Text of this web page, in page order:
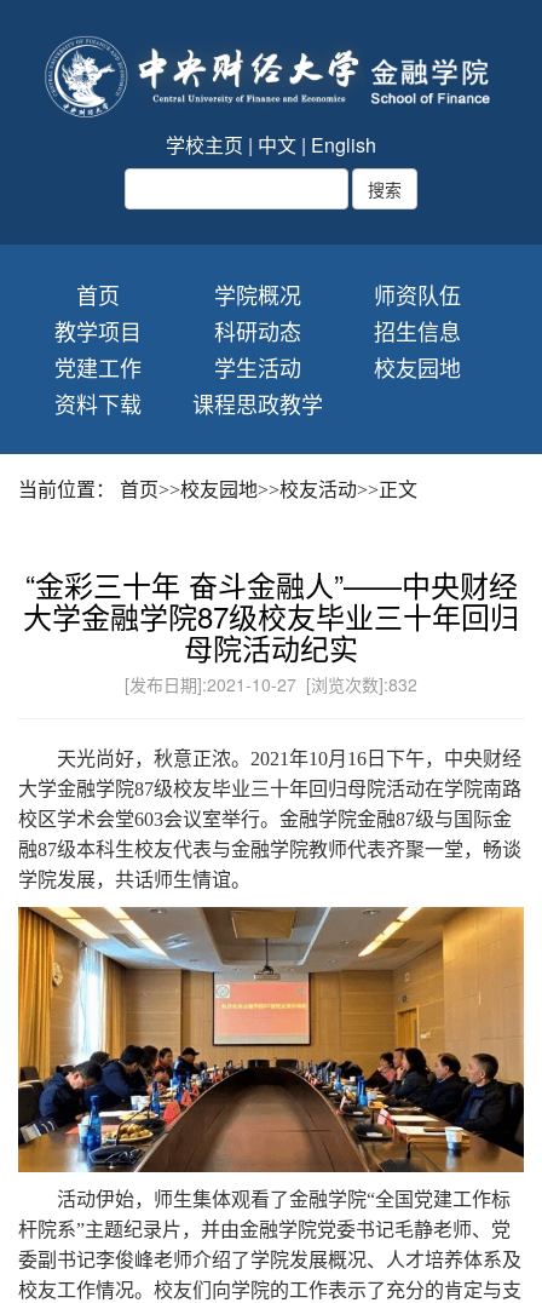
学校主页 | 中文 | English
首页 学院概况
师资队伍
教学项目
科研动态
招生信息
党建工作
学生活动
校友园地
资料下载
课程思政教学
当前位置： 首页>>校友园地>>校友活动>>正文
“金彩三十年 奋斗金融人”——中央财经
大学金融学院87级校友毕业三十年回归
母院活动纪实
[发布日期]:2021-10-27 [浏览次数]:832
天光尚好，秋意正浓。 2021年10月 16 日下午，中央财经
大学金融学院87级校友毕业三十年回归母院活动在学院南路
校区学术会堂603会议室举行。金融学院金融87级与国际金
融87级本科生校友代表与金融学院教师代表齐聚一堂，畅谈
学院发展，共话师生情谊。
活动伊始，师生集体观看了金融学院“全国党建工作标
杆院系”主题纪录片，并由金融学院党委书记毛静老师、党
委副书记李俊峰老师介绍了学院发展概况、人才培养体系及
校友工作情况。校友们向学院的工作表示了充分的肯定与支